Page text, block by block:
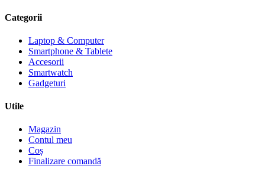
Categorii
Laptop & Computer
Smartphone & Tablete
Accesorii
Smartwatch
Gadgeturi
Utile
Magazin
Contul meu
Coș
Finalizare comandă